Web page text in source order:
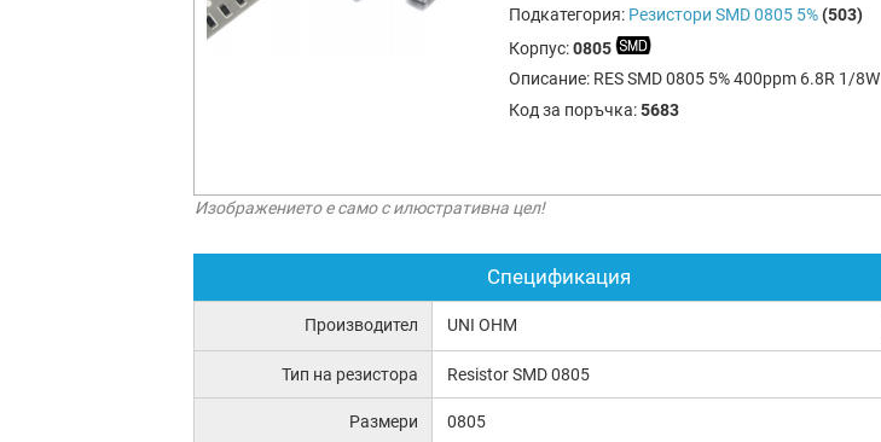
Подкатегория: Резистори SMD 0805 5% (503)
Корпус:0805
Описание: RES SMD 0805 5% 400ppm 6.8R 1/8W
Код за поръчка:5683
Изображението е само с илюстративна цел!
Спецификация
Производител UNI OHM
Тип на резистора Resistor SMD 0805
Размери 0805